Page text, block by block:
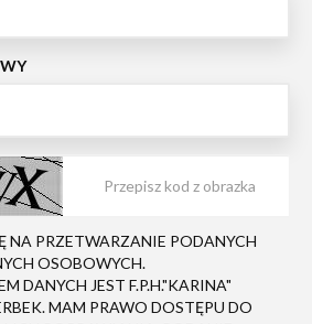
NA PRZETWARZANIE PODANYCH
OSOBOWYCH.
DANYCH JEST F.P.H."KARINA"
MAM PRAWO DOSTĘPU DO